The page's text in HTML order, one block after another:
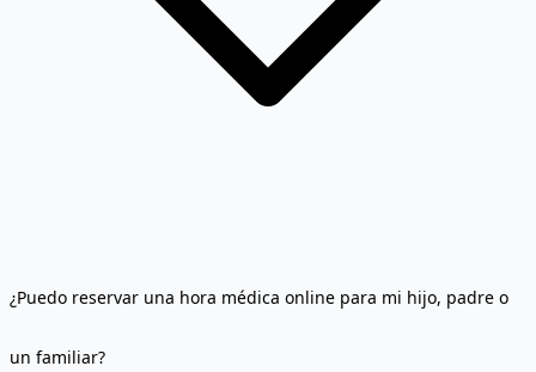
¿Puedo reservar una hora médica online para mi hijo, padre o
un familiar?